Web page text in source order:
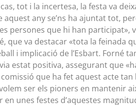
tot i la incertesa, la festa va
aquest any se’ns ha ajuntat tot,
persones que hi han participat»,
que va destacar «tota la feinada
i implicació de l’Esbart. Forné
estat positiva, assegurant que
que ha fet aquest acte
ser els pioners en mantenir
unes festes d’aquestes